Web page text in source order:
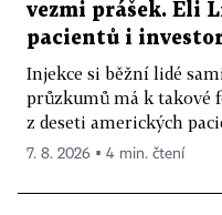
vezmi prášek. Eli
pacientů i
Injekce si běžní lidé
průzkumů má k takové
z deseti amerických
7. 8. 2026 ▪ 4 min. čtení